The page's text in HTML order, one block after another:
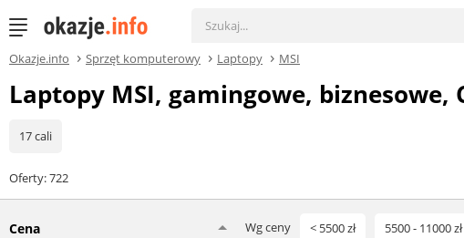
Okazje.info Sprzęt komputerowy Laptopy MSI
Laptopy MSI, gamingowe, biznesowe,
17 cali
Oferty: 722
Cena Wg ceny < 5500 zł 5500 - 11000 zł